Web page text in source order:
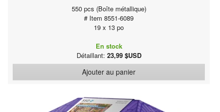
550 pcs (Boîte métallique)
# Item 8551-6089
19 x 13 po
En stock
Détaillant: 23,99 $USD
Ajouter au panier